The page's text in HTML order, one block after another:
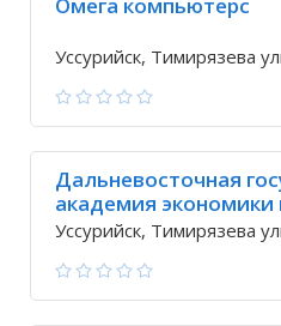
Уссурийск, Тимирязева
Дальневосточная
академия экономики
Уссурийск, Тимирязева